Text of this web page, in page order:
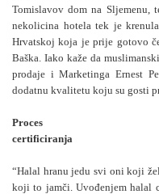
Tomislavov dom na
nekolicina hotela tek je
Hrvatskoj koja je prije gotovo
Baška. Iako kaže da
prodaje i Marketinga Ernest
dodatnu kvalitetu koju su gosti
Proces
certificiranja
“Halal hranu jedu svi oni koji
koji to jamči. Uvođenjem halal